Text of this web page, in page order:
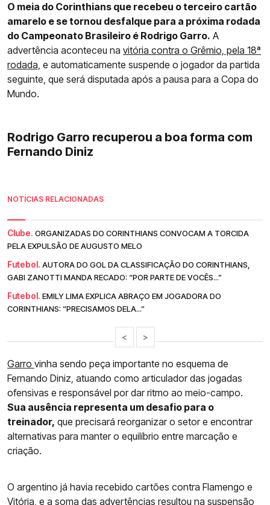
O meia do Corinthians que recebeu o terceiro cartão
amarelo e se tornou desfalque para a próxima rodada
do Campeonato Brasileiro é Rodrigo Garro. A
advertência aconteceu na vitória contra o Grêmio, pela 18ª
rodada, e automaticamente suspende o jogador da partida
seguinte, que será disputada após a pausa para a Copa do
Mundo.
Rodrigo Garro recuperou a boa forma com
Fernando Diniz
NOTÍCIAS RELACIONADAS
Clube. ORGANIZADAS DO CORINTHIANS CONVOCAM A TORCIDA
PELA EXPULSÃO DE AUGUSTO MELO
Futebol. AUTORA DO GOL DA CLASSIFICAÇÃO DO CORINTHIANS,
GABI ZANOTTI MANDA RECADO: “POR PARTE DE VOCÊS...”
Futebol. EMILY LIMA EXPLICA ABRAÇO EM JOGADORA DO
CORINTHIANS: “PRECISAMOS DELA...”
< >
Garro vinha sendo peça importante no esquema de
Fernando Diniz, atuando como articulador das jogadas
ofensivas e responsável por dar ritmo ao meio-campo.
Sua ausência representa um desafio para o
treinador, que precisará reorganizar o setor e encontrar
alternativas para manter o equilíbrio entre marcação e
criação.
O argentino já havia recebido cartões contra Flamengo e
Vitória, e a soma das advertências resultou na suspensão